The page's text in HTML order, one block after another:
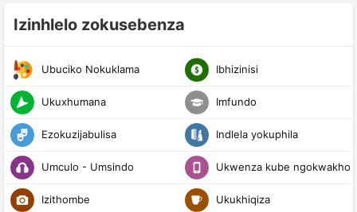
Izinhlelo zokusebenza
Ubuciko Nokuklama Ibhizinisi
Ukuxhumana Imfundo
Ezokuzijabulisa Indlela yokuphila
Umculo - Umsindo Ukwenza kube ngokwakho
Izithombe Ukukhiqiza